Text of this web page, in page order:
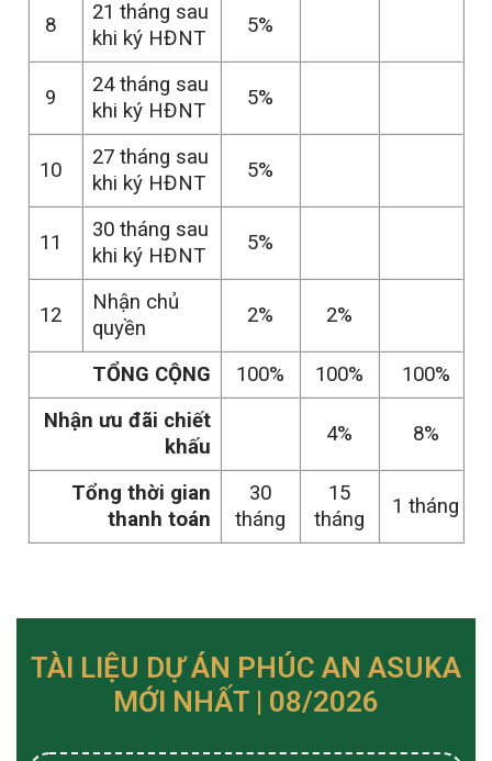
8
21 tháng sau
khi ký HĐNT
5%
9
24 tháng sau
khi ký HĐNT
5%
10
27 tháng sau
khi ký HĐNT
5%
11
30 tháng sau
khi ký HĐNT
5%
12
Nhận chủ
quyền
2% 2%
TỔNG CỘNG 100% 100%
100%
Nhận ưu đãi chiết
khấu
4% 8%
Tổng thời gian
thanh toán
30
tháng
15
tháng
1 tháng
TÀI LIỆU DỰ ÁN PHÚC AN ASUKA
MỚI NHẤT | 08/2026